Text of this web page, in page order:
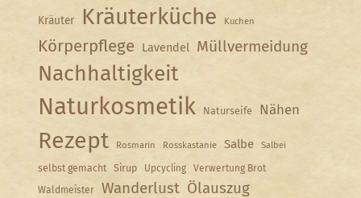
Kräuter Kräuterküche Kuchen
Körperpflege Lavendel Müllvermeidung
Nachhaltigkeit
Naturkosmetik Naturseife Nähen
Rezept Rosmarin Rosskastanie Salbe Salbei
selbst gemacht Sirup Upcycling
Verwertung Brot
Waldmeister
Wanderlust Ölauszug